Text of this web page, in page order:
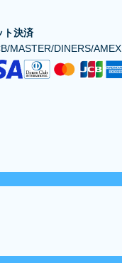
ト決済
MASTER/DINERS/AMEX